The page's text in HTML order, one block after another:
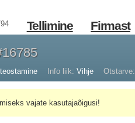
Tellimine Firmast
Info liik: Vihje Otstarve:
vajate kasutajaõigusi!